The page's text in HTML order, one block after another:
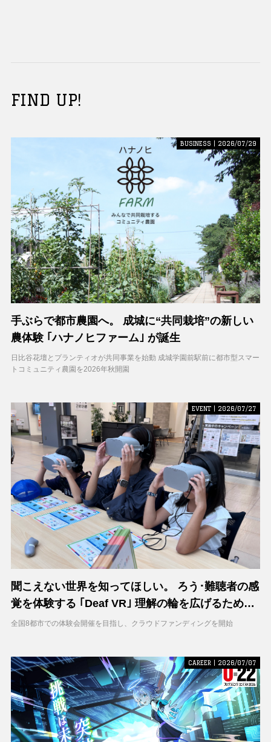
FIND UP!
BUSINESS | 2026/07/29
手ぶらで都市農園へ。 成城に“共同栽培”の新しい
農体験 ｢ハナノヒファーム｣ が誕生
日比谷花壇とプランティオが共同事業を始動 成城学園前駅前に都市型スマー
トコミュニティ農園を2026年秋開園
EVENT | 2026/07/27
聞こえない世界を知ってほしい。 ろう･難聴者の感
覚を体験する ｢Deaf VR｣ 理解の輪を広げるため支
援募集を開始
全国8都市での体験会開催を目指し、クラウドファンディングを開始
CAREER | 2026/07/07